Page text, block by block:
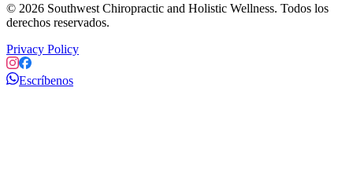
© 2026 Southwest Chiropractic and Holistic Wellness. Todos los
derechos reservados.
Privacy Policy
Escríbenos